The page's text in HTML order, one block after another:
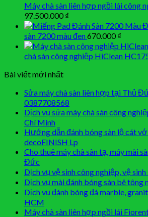
Máy chà sàn liên hợp ngồi lái công
97.500.000₫
sàn 7200 màu đen670.000₫
chà sàn công nghiệp HiClean
Bài viết mới nhất
Sửa máy chà sàn liên hợp tại Thủ
0387708568
Dịch vụ sửa máy chà sàn công
Chí Minh
Hướng dẫn đánh bóng sàn lộ cát
decoFINISH Lp
Cho thuê máy chà sàn tạ, máy mài
Đức
Dịch vụ vệ sinh công nghiệp, vệ
Dịch vụ mài đánh bóng sàn bê tông
Dịch vụ đánh bóng đá marble,
HCM
Máy chà sàn liên hợp ngồi lái